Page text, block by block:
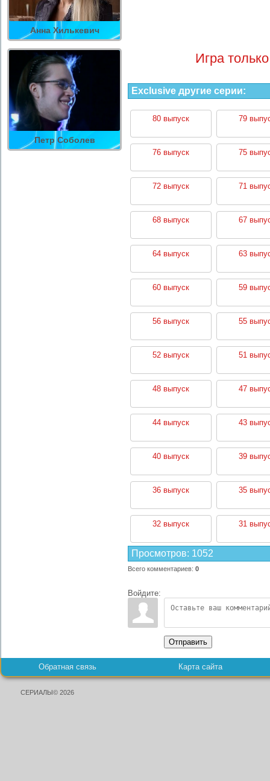
Анна Хилькевич
Петр Соболев
Игра
Exclusive другие серии:
80 выпуск 79
76 выпуск 75
72 выпуск 71
68 выпуск 67
64 выпуск 63
60 выпуск 59
56 выпуск 55
52 выпуск 51
48 выпуск 47
44 выпуск 43
40 выпуск 39
36 выпуск 35
32 выпуск 31
Просмотров: 1052
Всего комментариев: 0
Войдите:
Отправить
Обратная связь Карта сайта
СЕРИАЛЫ© 2026